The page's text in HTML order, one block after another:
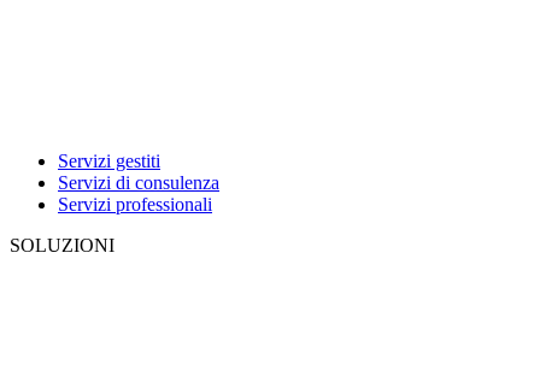
Servizi gestiti
Servizi di consulenza
Servizi professionali
SOLUZIONI